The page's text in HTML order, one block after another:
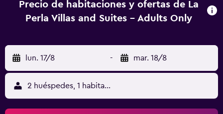
Las camas tienen colchones con una capa de acolchado
adicional y están vestidas con edredón de plumas y ropa
baños están equipados con ducha con cabezal de ducha
tipo lluvia, albornoces, zapatillas y artículos de higiene
personal de diseño. Los huéspedes pueden navegar por la
web gracias a nuestro acceso a Internet wifi gratis. Los
servicios para las personas de negocios incluyen cajas
fuertes y teléfono. Las habitaciones también incluyen
Precio de habitaciones y ofertas de La
Perla Villas and Suites - Adults Only
lun. 17/8 - mar. 18/8
2 huéspedes, 1 habitación